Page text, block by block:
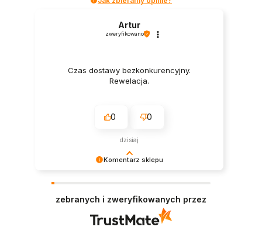
Komentarz sklepu
Artur
zweryfikowano
Czas dostawy bezkonkurencyjny.
Rewelacja.
0 0
dzisiaj
zebranych i zweryfikowanych przez